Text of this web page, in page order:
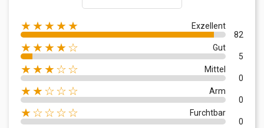
★★★★★
Exzellent
82
★★★★☆
Gut
5
★★★☆☆
Mittel
0
★★☆☆☆
Arm
0
★☆☆☆☆
Furchtbar
0